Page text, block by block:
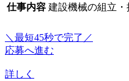
仕事内容 建設機械の組立
＼最短45秒で完了／
応募へ進む
詳しく